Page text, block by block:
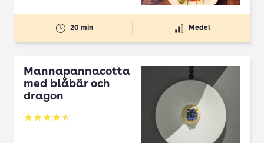
20 min Medel
Mannapannacotta
med blåbär och
dragon
Betyg: 4.5 av 5